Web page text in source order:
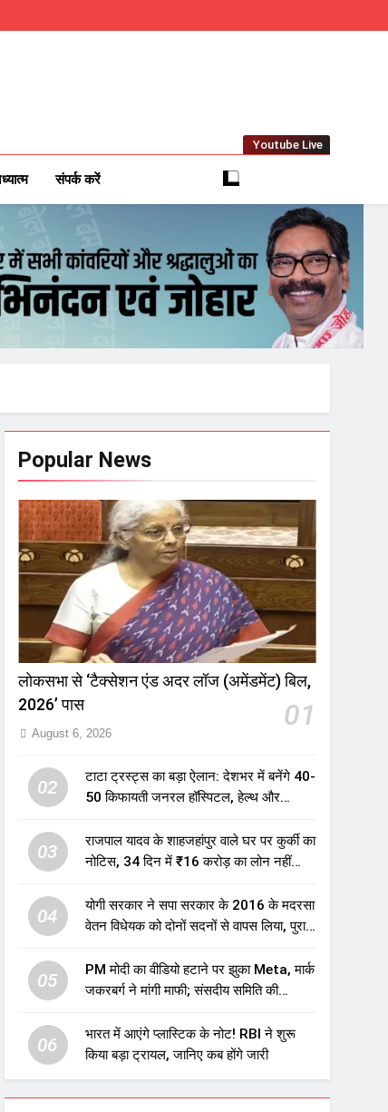
Network
Youtube Live
संपर्क करें
Popular News
लोकसभा से ‘टैक्सेशन एंड अदर लॉज (अमेंडमेंट) बिल,
2026’ पास
01
August 6, 2026
02
टाटा ट्रस्ट्स का बड़ा ऐलान: देशभर में बनेंगे 40-
50 किफायती जनरल हॉस्पिटल, हेल्थ और
03
राजपाल यादव के शाहजहांपुर वाले घर पर कुर्की का
नोटिस, 34 दिन में ₹16 करोड़ का लोन नहीं
04
योगी सरकार ने सपा सरकार के 2016 के मदरसा
वेतन विधेयक को दोनों सदनों से वापस लिया, पुराने
उठाए सवाल
05
PM मोदी का वीडियो हटाने पर झुका Meta, मार्क
जकरबर्ग ने मांगी माफी; संसदीय समिति की
06
भारत में आएंगे प्लास्टिक के नोट! RBI ने शुरू
किया बड़ा ट्रायल, जानिए कब होंगे जारी